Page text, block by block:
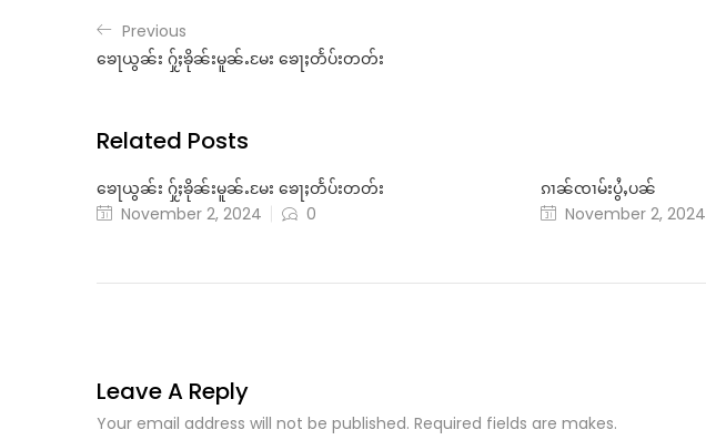
Previous
ၶေႃယွၼ်း ႁႂ်ႈၶိုၼ်းမူၼ်ႉမႄး ၶေႃႈတႅပ်းတတ်း
Related Posts
ၶေႃယွၼ်း ႁႂ်ႈၶိုၼ်းမူၼ်ႉမႄး ၶေႃႈတႅပ်းတတ်း
November 2, 2024
0
ၵၢၼ်ၸၢမ်းပွႆႇပၼ်
November 2, 2024
Leave A Reply
Your email address will not be published. Required fields are makes.